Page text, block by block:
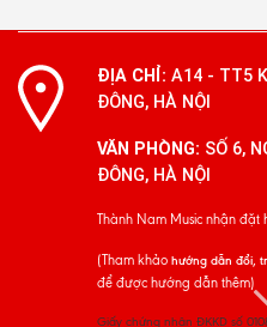
ĐỊA CHỈ: A14 - TT5
ĐÔNG, HÀ NỘI
VĂN PHÒNG: SỐ 6,
ĐÔNG, HÀ NỘI
Thành Nam Music nhận
(Tham khảo hướng dẫn đổi,
để được hướng dẫn thêm)
Giấy chứng nhận ĐKKD số